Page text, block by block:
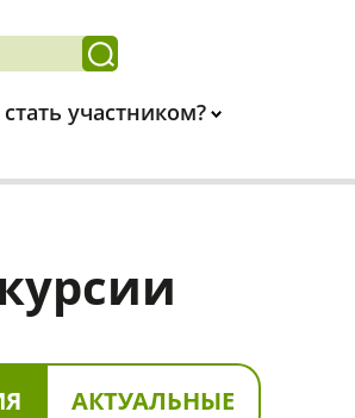
стать участником?
АКТУАЛЬНЫЕ